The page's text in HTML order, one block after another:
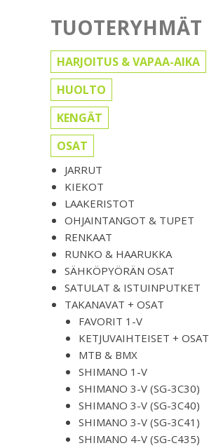
TUOTERYHMÄT
HARJOITUS & VAPAA-AIKA
HUOLTO
KENGÄT
OSAT
JARRUT
KIEKOT
LAAKERISTOT
OHJAINTANGOT & TUPET
RENKAAT
RUNKO & HAARUKKA
SÄHKÖPYÖRÄN OSAT
SATULAT & ISTUINPUTKET
TAKANAVAT + OSAT
FAVORIT 1-V
KETJUVAIHTEISET + OSAT
MTB & BMX
SHIMANO 1-V
SHIMANO 3-V (SG-3C30)
SHIMANO 3-V (SG-3C40)
SHIMANO 3-V (SG-3C41)
SHIMANO 4-V (SG-C435)